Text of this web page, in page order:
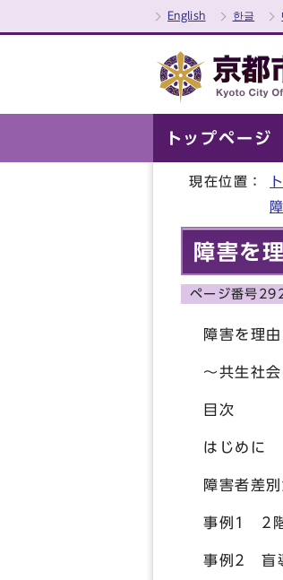
English 한글
トップページ
現在位置：
障害を
ページ番号
障害を理
～共生社
目次
はじめに
障害者差
事例1 2階
事例2 盲